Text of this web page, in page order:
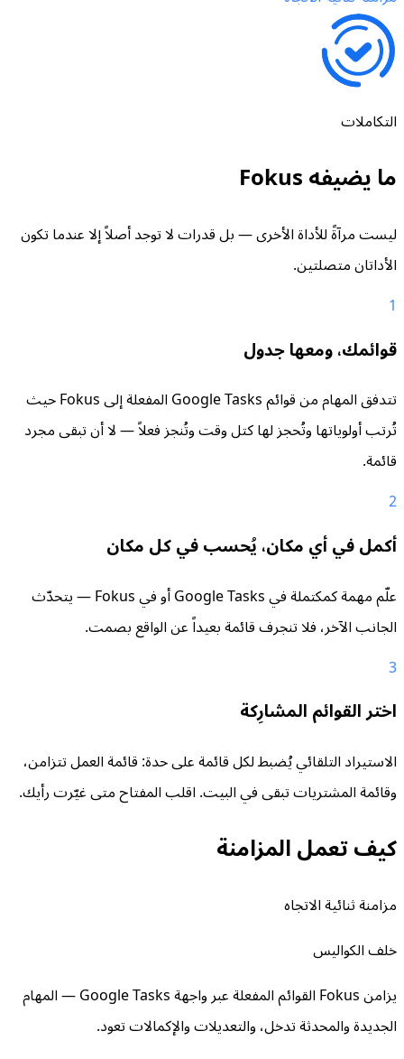
التكاملات
ما يضيفه Fokus
ليست مرآةً للأداة الأخرى — بل قدرات لا توجد أصلاً إلا عندما تكون
الأداتان متصلتين.
1
قوائمك، ومعها جدول
تتدفق المهام من قوائم Google Tasks المفعلة إلى Fokus حيث
تُرتب أولوياتها وتُحجز لها كتل وقت وتُنجز فعلاً — لا أن تبقى مجرد
قائمة.
2
أكمل في أي مكان، يُحسب في كل مكان
علّم مهمة كمكتملة في Google Tasks أو في Fokus — يتحدّث
الجانب الآخر، فلا تنجرف قائمة بعيداً عن الواقع بصمت.
3
اختر القوائم المشارِكة
الاستيراد التلقائي يُضبط لكل قائمة على حدة: قائمة العمل تتزامن،
وقائمة المشتريات تبقى في البيت. اقلب المفتاح متى غيّرت رأيك.
كيف تعمل المزامنة
مزامنة ثنائية الاتجاه
خلف الكواليس
يزامن Fokus القوائم المفعلة عبر واجهة Google Tasks — المهام
الجديدة والمحدثة تدخل، والتعديلات والإكمالات تعود.